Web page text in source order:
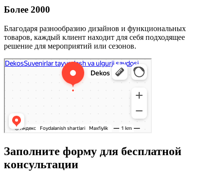
Более 2000
Благодаря разнообразию дизайнов и функциональных
товаров, каждый клиент находит для себя подходящее
решение для мероприятий или сезонов.
Заполните форму для бесплатной
консультации